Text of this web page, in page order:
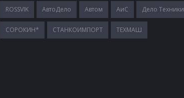
ROSSVIK АвтоДело Автом АиС Дело Техники
СОРОКИН* СТАНКОИМПОРТ ТЕХМАШ